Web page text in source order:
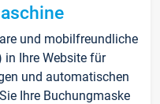
und mobilfreundliche
in Ihre Website für
und automatischen
Ihre Buchungmaske